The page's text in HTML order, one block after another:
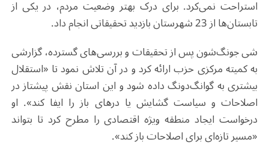
استراحت نمی‌کرد. برای درک بهتر وضعیت مردم، در یکی از
تابستان‌ها از 23 شهرستان بازدید تحقیقاتی انجام داد.
شی جونگ‌شون پس از تحقیقات و بررسی‌های گسترده، گزارشی
به کمیته مرکزی حزب ارائه کرد و در آن تلاش نمود تا «استقلال
بیشتری به گوانگ‌دونگ داده شود و این استان نقش پیشتاز در
اصلاحات و سیاست گشایش یا درهای باز را ایفا کند». او
درخواست ایجاد منطقه ویژه اقتصادی را مطرح کرد تا بتواند
«مسیر تازه‌ای برای اصلاحات باز کند».